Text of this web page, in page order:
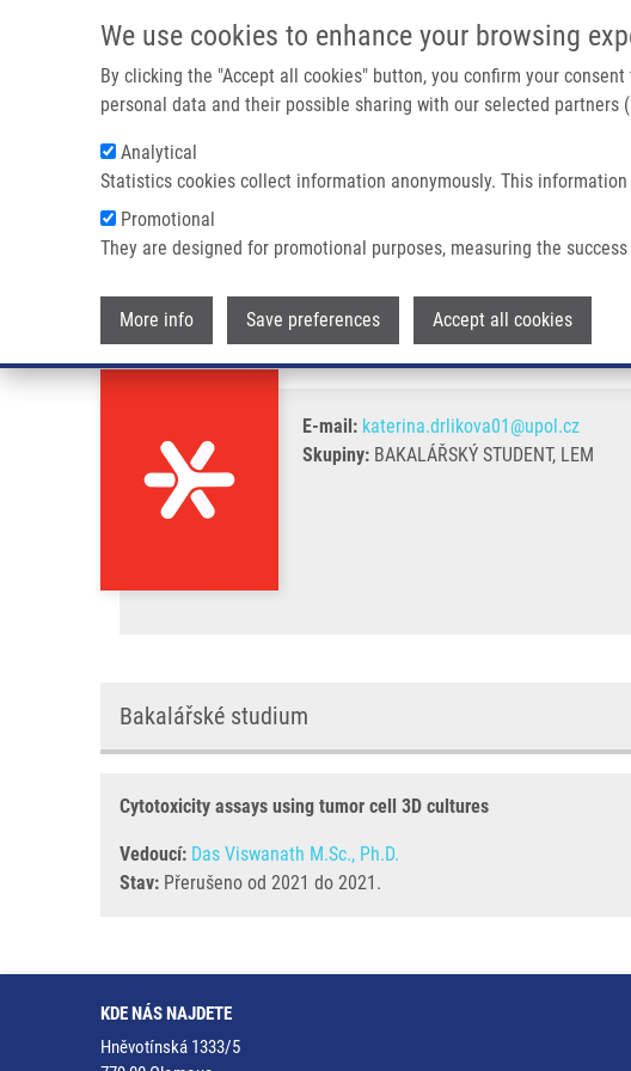
We use cookies to enhance your browsing
By clicking the "Accept all cookies" button, you confirm your
personal data and their possible sharing with our selected partners
Analytical
Statistics cookies collect information anonymously. This
Promotional
They are designed for promotional purposes, measuring the
More info Save preferences Accept all cookies
Drobečková navigace
Domů Drlíková Kateřina
Drlíková Kateřina
E-mail: katerina.drlikova01@upol.cz
Skupiny: BAKALÁŘSKÝ STUDENT, LEM
Bakalářské studium
Cytotoxicity assays using tumor cell 3D cultures
Vedoucí: Das Viswanath M.Sc., Ph.D.
Stav: Přerušeno od 2021 do 2021.
KDE NÁS NAJDETE
Hněvotínská 1333/5